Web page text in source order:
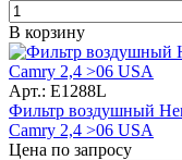
В корзину
Арт.: E1288L
Фильтр воздушный
Camry 2,4 >06 USA
Цена по запросу